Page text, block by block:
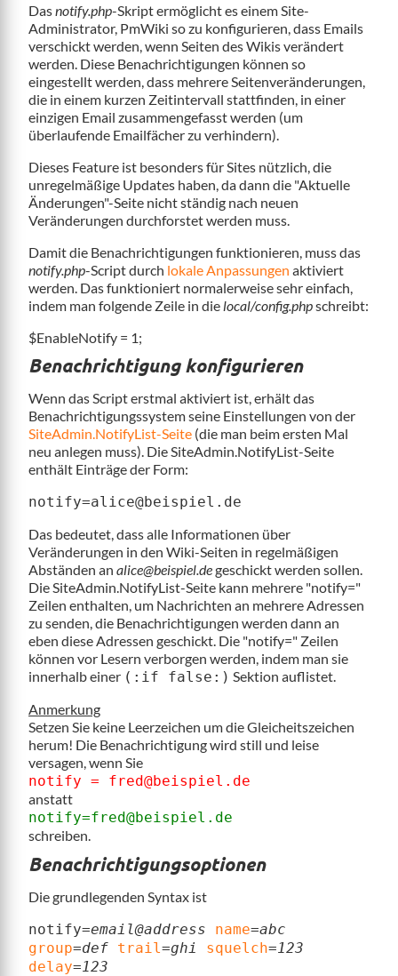
Dasnotify.php-Skript ermöglicht es einem Site-
Administrator, PmWiki so zu konfigurieren, dass Emails
verschickt werden, wenn Seiten des Wikis verändert
werden. Diese Benachrichtigungen können so
eingestellt werden, dass mehrere Seitenveränderungen,
die in einem kurzen Zeitintervall stattfinden, in einer
einzigen Email zusammengefasst werden (um
überlaufende Emailfächer zu verhindern).
Dieses Feature ist besonders für Sites nützlich, die
unregelmäßige Updates haben, da dann die "Aktuelle
Änderungen"-Seite nicht ständig nach neuen
Veränderungen durchforstet werden muss.
Damit die Benachrichtigungen funktionieren, muss das
notify.php-Script durch lokale Anpassungen aktiviert
werden. Das funktioniert normalerweise sehr einfach,
indem man folgende Zeile in die local/config.phpschreibt:
$EnableNotify = 1;
Benachrichtigung konfigurieren
Wenn das Script erstmal aktiviert ist, erhält das
Benachrichtigungssystem seine Einstellungen von der
SiteAdmin.NotifyList-Seite (die man beim ersten Mal
neu anlegen muss). Die SiteAdmin.NotifyList-Seite
enthält Einträge der Form:
notify=alice@beispiel.de
Das bedeutet, dass alle Informationen über
Veränderungen in den Wiki-Seiten in regelmäßigen
Abständen an alice@beispiel.degeschickt werden sollen.
Die SiteAdmin.NotifyList-Seite kann mehrere "notify="
Zeilen enthalten, um Nachrichten an mehrere Adressen
zu senden, die Benachrichtigungen werden dann an
eben diese Adressen geschickt. Die "notify=" Zeilen
können vor Lesern verborgen werden, indem man sie
innerhalb einer (:if false:) Sektion auflistet.
Anmerkung
Setzen Sie keine Leerzeichen um die Gleicheitszeichen
herum! Die Benachrichtigung wird still und leise
versagen, wenn Sie
notify = fred@beispiel.de
anstatt
notify=fred@beispiel.de
schreiben.
Benachrichtigungsoptionen
Die grundlegenden Syntax ist
notify=email@address name=abc
group=def trail =ghi squelch=123
delay=123